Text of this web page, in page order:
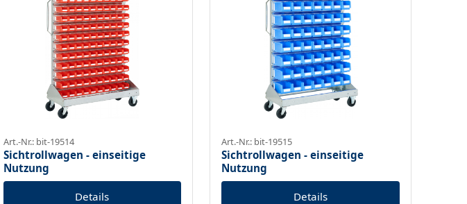
Art.-Nr.: bit-19514
Sichtrollwagen - einseitige
Nutzung
Details
Art.-Nr.: bit-19515
Sichtrollwagen - einseitige
Nutzung
Details